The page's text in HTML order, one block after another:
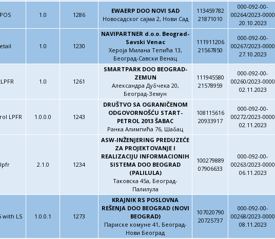
1.0 1286
EWAERP DOO NOVI SAD
Новосадског сајма 2, Нови Сад
113459782
21871010
000-092-00-
00264/2023-0000
20.10.2023
1.0 1230
NAVIPARTNER d.o.o. Beograd-
Savski Venac
Хероја Милана Тепића 13,
Београд-Савски Венац
111911206
21567850
000-092-00-
00267/2023-0000
27.10.2023
1.0 1261
SMARTPARK DOO BEOGRAD-
ZEMUN
Александра Дубчека 20,
Београд-Земун
111945580
21578959
000-092-00-
00260/2023-0000
02.11.2023
LPFR 1.0.0.0 1243
DRUŠTVO SA OGRANIČENOM
ODGOVORNOŠĆU START-
PETROL 2013 ŠABAC
Ранка Алимпића 76, Шабац
108115616
20933917
000-092-00-
00272/2023-0000
02.11.2023
2.1.0 1234
ASW-INŽENJERING PREDUZEĆE
ZA PROJEKTOVANJE I
REALIZACIJU INFORMACIONIH
SISTEMA DOO BEOGRAD
(PALILULA)
Таковска 45а, Београд-
Палилула
100279889
07906633
000-092-00-
00263/2023-0000
06.11.2023
with LS 1.0.0.1 1273
KRAJNIK RS POSLOVNA
REŠENJA DOO BEOGRAD (NOVI
BEOGRAD)
Париске комуне 41, Београд-
Нови Београд
107020790
20725737
000-092-00-
00268/2023-0000
08.11.2023